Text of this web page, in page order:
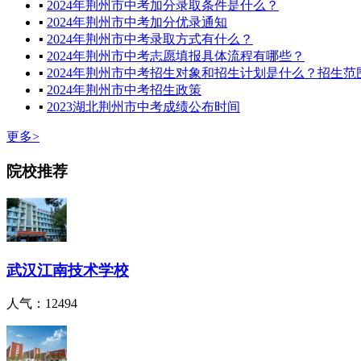
▪ 2024年荆州市中考加分录取条件是什么？
▪ 2024年荆州市中考加分优录通知
▪ 2024年荆州市中考录取方式有什么？
▪ 2024年荆州市中考志愿填报具体流程有哪些？
▪ 2024年荆州市中考招生对象和招生计划是什么？招生范
▪ 2024年荆州市中考招生政策
▪ 2023湖北荆州市中考成绩公布时间
更多>
院校推荐
武汉江南技术学校
人气：12494